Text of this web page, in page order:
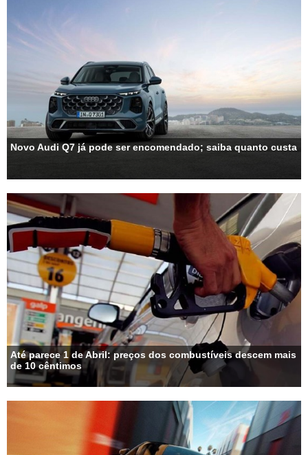
Novo Audi Q7 já pode ser encomendado; saiba quanto custa
Até parece 1 de Abril: preços dos combustíveis descem mais
de 10 cêntimos